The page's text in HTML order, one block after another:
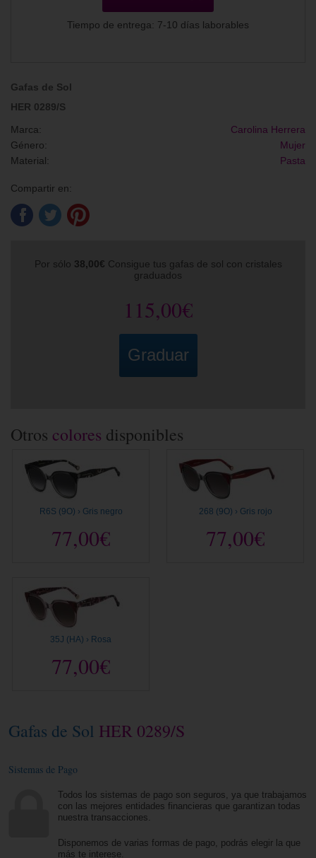
Tiempo de entrega: 7-10 días laborables
Gafas de Sol
HER 0289/S
Marca:
Carolina Herrera
Género:
Mujer
Material:
Pasta
Compartir en:
Por sólo 38,00€ Consigue tus gafas de sol con cristales
graduados
115,00€
Graduar
Otros colores disponibles
R6S (9O) › Gris negro
77,00€
268 (9O) › Gris rojo
77,00€
35J (HA) › Rosa
77,00€
Gafas de Sol HER 0289/S
Sistemas de Pago
Todos los sistemas de pago son seguros, ya que trabajamos
con las mejores entidades financieras que garantizan todas
nuestra transacciones.
Disponemos de varias formas de pago, podrás elegir la que
más te interese.